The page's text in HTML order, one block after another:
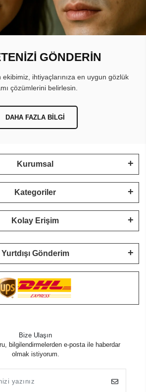
GÖNDERİN
ihtiyaçlarınıza en uygun gözlük
çözümlerini belirlesin.
DAHA FAZLA BILGI
Kurumsal
Kategoriler
Kolay Erişim
Yurtdışı Gönderim
Bize Ulaşın
bilgilendirmelerden e-posta ile haberdar
olmak istiyorum.